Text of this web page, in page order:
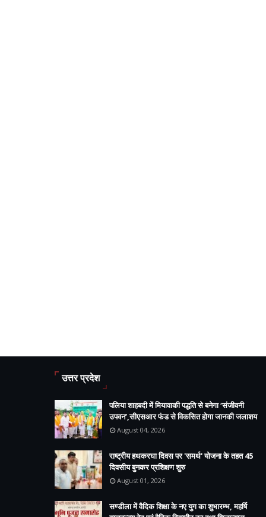
उत्तर प्रदेश
पलिया शाहबदी में मियावाकी पद्धति से बनेगा ‘संजीवनी
उपवन’,सीएसआर फंड से विकसित होगा जानकी जलाशय
August 04, 2026
राष्ट्रीय हथकरघा दिवस पर 'समर्थ' योजना के तहत 45
दिवसीय बुनकर प्रशिक्षण शुरु
August 01, 2026
सण्डीला में वैदिक शिक्षा के नए युग का शुभारम्भ, महर्षि